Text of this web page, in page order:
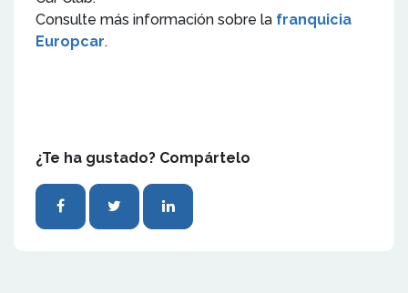
Consulte más información sobre la franquicia
Europcar.
¿Te ha gustado? Compártelo